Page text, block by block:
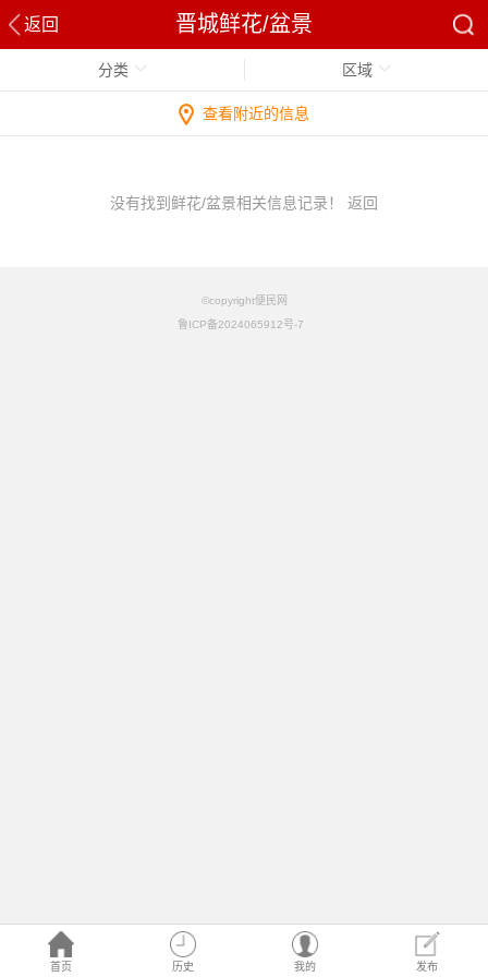
返回 晋城鲜花/盆景
首页 历史 我的 发布
分类 区域
查看附近的信息
没有找到鲜花/盆景相关信息记录！ 返回
©copyright便民网
鲁ICP备2024065912号-7